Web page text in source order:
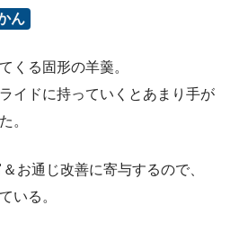
ん
くる固形の羊羹。
イドに持っていくとあまり手が
。
お通じ改善に寄与するので、
いる。